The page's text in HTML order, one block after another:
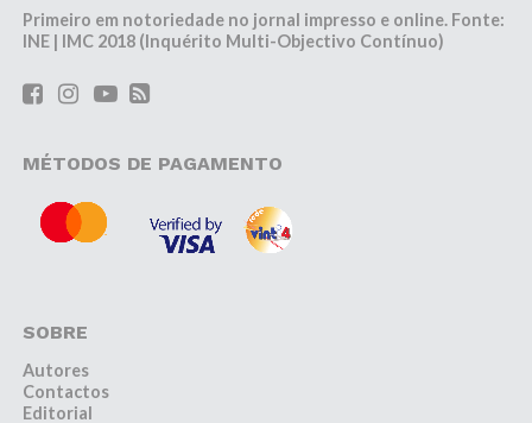
Primeiro em notoriedade no jornal impresso e online. Fonte:
INE | IMC 2018 (Inquérito Multi-Objectivo Contínuo)
MÉTODOS DE PAGAMENTO
SOBRE
Autores
Contactos
Editorial